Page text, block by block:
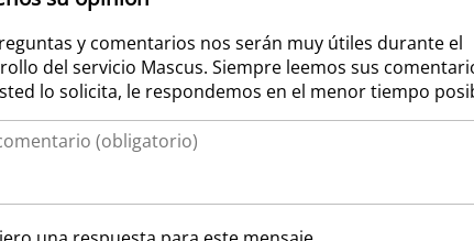
y comentarios nos serán muy útiles durante el
del servicio Mascus. Siempre leemos sus
lo solicita, le respondemos en el menor tiempo